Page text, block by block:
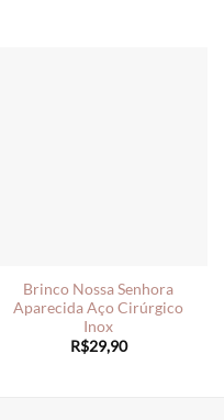
Brinco Nossa Senhora
Aparecida Aço Cirúrgico
Inox
R$29,90